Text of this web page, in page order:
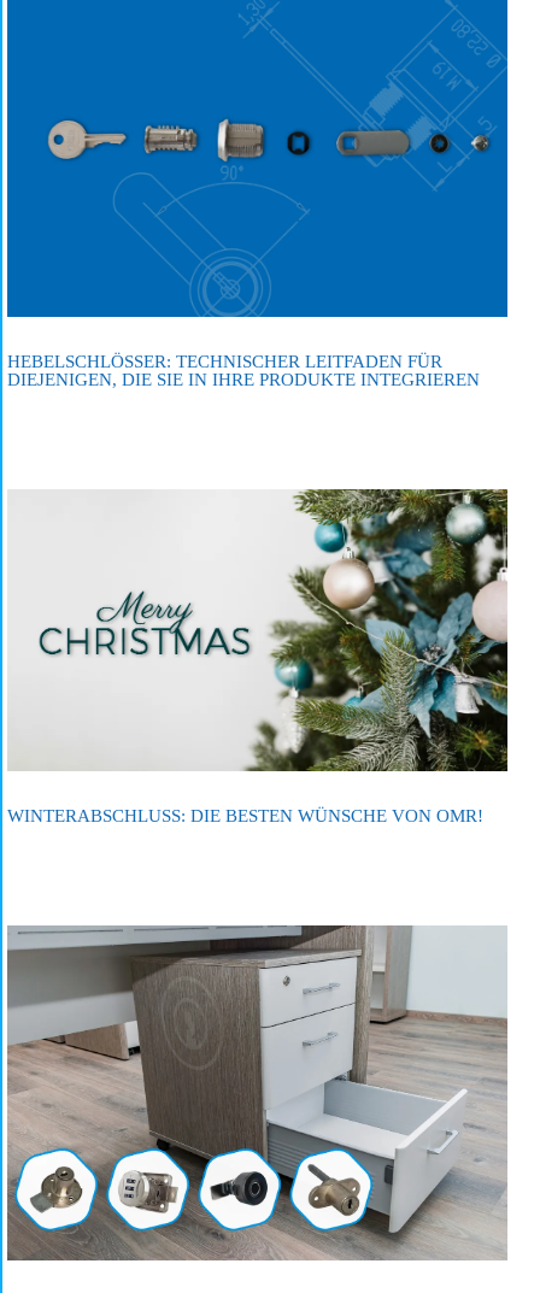
HEBELSCHLÖSSER: TECHNISCHER LEITFADEN FÜR
DIEJENIGEN, DIE SIE IN IHRE PRODUKTE INTEGRIEREN
WINTERABSCHLUSS: DIE BESTEN WÜNSCHE VON OMR!